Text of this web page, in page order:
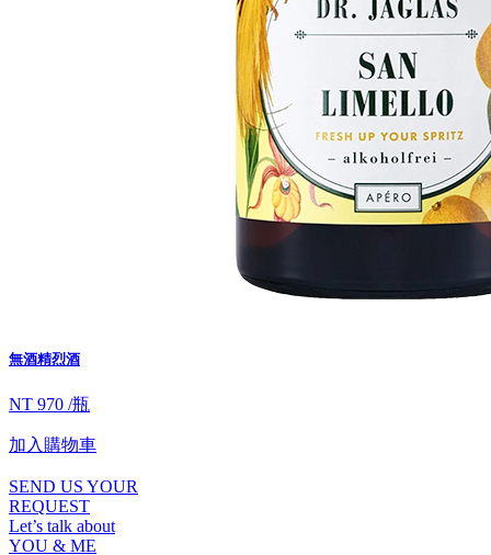
無酒精烈酒
NT 970 /瓶
加入購物車
SEND US YOUR
REQUEST
Let’s talk about
YOU & ME